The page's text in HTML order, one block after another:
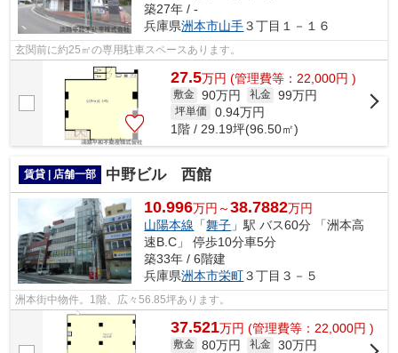
築27年 / -
兵庫県洲本市山手３丁目１－１６
玄関前に約25㎡の専用駐車スペースあります。
27.5万円 (管理費等：22,000円 )
敷金 90万円 礼金 99万円
坪単価 0.94万円
1階 / 29.19坪(96.50㎡)
賃貸 | 店舗一部 中野ビル 西館
10.996万円～38.7882万円
山陽本線 「舞子 」駅 バス60分 「洲本高
速B.C」 停歩10分車5分
築33年 / 6階建
兵庫県洲本市栄町３丁目３－５
洲本街中物件。1階、広々56.85坪あります。
37.521万円 (管理費等：22,000円 )
敷金 80万円 礼金 30万円